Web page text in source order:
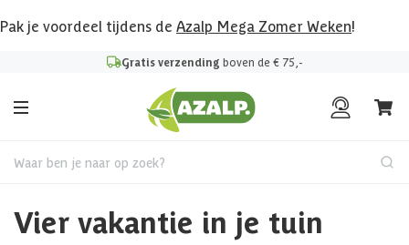
Pak je voordeel tijdens de Azalp Mega Zomer Weken!
Gratis verzending boven de € 75,-
Waar ben je naar op zoek?
Vier vakantie in je tuin